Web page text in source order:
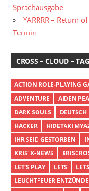
Sprachausgabe
YARRRR – Return
Termin
CROSS – CLOUD –
ACTION ROLE-PLAYING
ADVENTURE
AIDEN
DARK SOULS
DEUTSCH
HACKER
HIDETAKI
IHR SEID GESTORBEN
KRIS' X-NEWS
LET'S PLAY
LETS
LEUCHTFEUER